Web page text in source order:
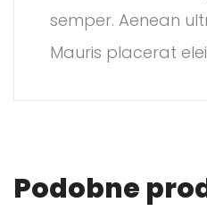
semper. Aenean
Mauris placerat
Podobne